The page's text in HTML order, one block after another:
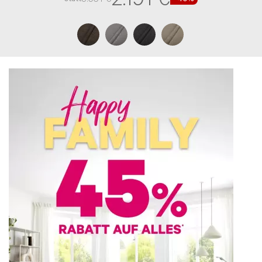
Beratung per E-Mail
Haben Sie noch Fragen? Sie können uns Ihr
Anliegen auch gerne per Email senden:
Service@kabs.de
Alternativ steht Ihnen das Kontaktformular zur
Verfügung. Hier erreicht Ihr Anliegen direkt den
perfekten Ansprechpartner. Bequemer geht’s
nicht.
Uns erreichen gerade sehr viele Anfragen auf
allen Kontaktkanälen. Deshalb dauert die
Beantwortung Deiner Anfrage länger. Wir
geben alles, um Dein Anliegen so schnell wie